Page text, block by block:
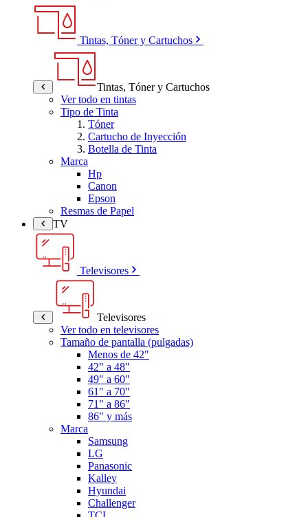
Tintas, Tóner y Cartuchos
Tintas, Tóner y Cartuchos
Ver todo en tintas
Tipo de Tinta
Tóner
Cartucho de Inyección
Botella de Tinta
Marca
Hp
Canon
Epson
Resmas de Papel
TV
Televisores
Televisores
Ver todo en televisores
Tamaño de pantalla (pulgadas)
Menos de 42"
42" a 48"
49" a 60"
61" a 70"
71" a 86"
86" y más
Marca
Samsung
LG
Panasonic
Kalley
Hyundai
Challenger